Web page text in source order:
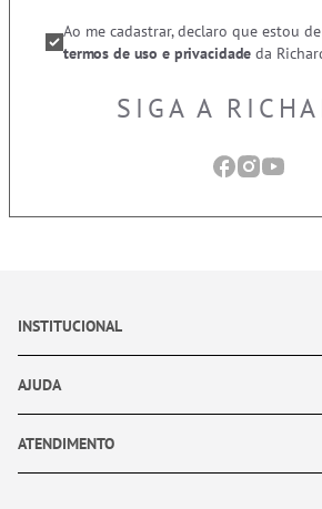
Ao me cadastrar, declaro que estou
termos de uso e privacidade da
SIGA A
INSTITUCIONAL
AJUDA
ATENDIMENTO